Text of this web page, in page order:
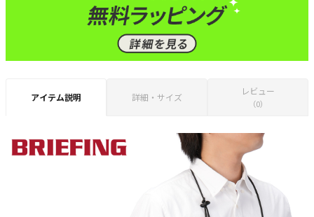
アイテム説明 詳細・サイズ
レビュー
（0）